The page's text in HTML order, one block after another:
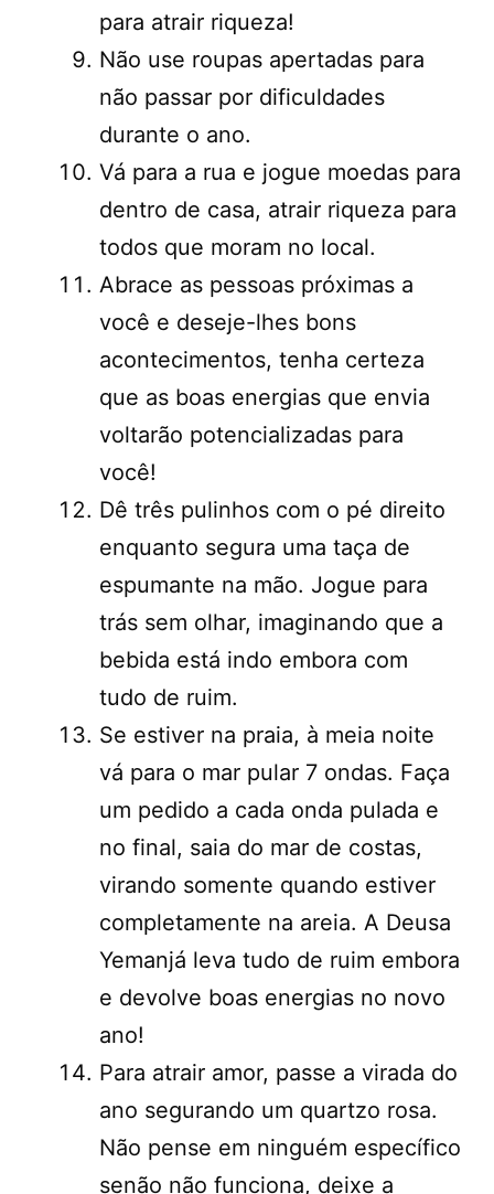
para atrair riqueza!
Não use roupas apertadas para
não passar por dificuldades
durante o ano.
Vá para a rua e jogue moedas para
dentro de casa, atrair riqueza para
todos que moram no local.
Abrace as pessoas próximas a
você e deseje-lhes bons
acontecimentos, tenha certeza
que as boas energias que envia
voltarão potencializadas para
você!
Dê três pulinhos com o pé direito
enquanto segura uma taça de
espumante na mão. Jogue para
trás sem olhar, imaginando que a
bebida está indo embora com
tudo de ruim.
Se estiver na praia, à meia noite
vá para o mar pular 7 ondas. Faça
um pedido a cada onda pulada e
no final, saia do mar de costas,
virando somente quando estiver
completamente na areia. A Deusa
Yemanjá leva tudo de ruim embora
e devolve boas energias no novo
ano!
Para atrair amor, passe a virada do
ano segurando um quartzo rosa.
Não pense em ninguém específico
senão não funciona, deixe a